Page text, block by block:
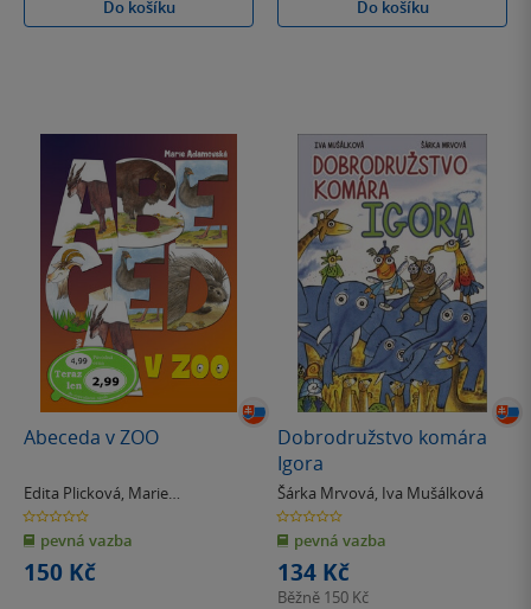
Do košíku
Do košíku
Abeceda v ZOO
Edita Plicková, Marie
Adamovská
0.0
z
5
hvězdiček
pevná vazba
150 Kč
Dobrodružstvo komára
Igora
Šárka Mrvová, Iva Mušálková
0.0
z
5
hvězdiček
pevná vazba
134 Kč
Běžně 150 Kč